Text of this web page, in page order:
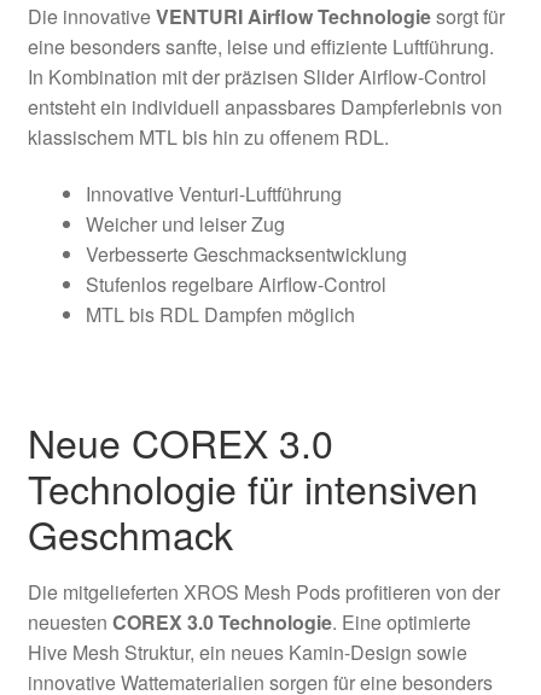
Die innovativeVENTURI Airflow Technologiesorgt für
eine besonders sanfte, leise und effiziente Luftführung.
In Kombination mit der präzisen Slider Airflow-Control
entsteht ein individuell anpassbares Dampferlebnis von
klassischem MTL bis hin zu offenem RDL.
Innovative Venturi-Luftführung
Weicher und leiser Zug
Verbesserte Geschmacksentwicklung
Stufenlos regelbare Airflow-Control
MTL bis RDL Dampfen möglich
Neue COREX 3.0
Technologie für intensiven
Geschmack
Die mitgelieferten XROS Mesh Pods profitieren von der
neuesten COREX 3.0 Technologie. Eine optimierte
Hive Mesh Struktur, ein neues Kamin-Design sowie
innovative Wattematerialien sorgen für eine besonders